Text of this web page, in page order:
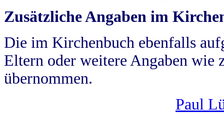
Zusätzliche Angaben im
Die im Kirchenbuch ebenfalls
Eltern oder weitere Angaben wie
übernommen.
Paul